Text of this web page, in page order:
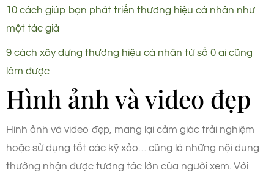
10 cách giúp bạn phát triển thương hiệu cá nhân như
một tác giả
9 cách xây dựng thương hiệu cá nhân từ số 0 ai cũng
làm được
Hình ảnh và video đẹp
Hình ảnh và video đẹp, mang lại cảm giác trải nghiệm
hoặc sử dụng tốt các kỹ xảo… cũng là những nội dung
thường nhận được tương tác lớn của người xem. Với